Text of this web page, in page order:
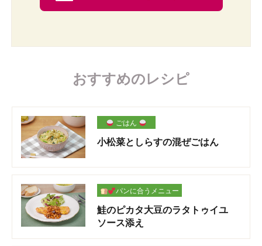
おすすめのレシピ
ごはん
小松菜としらすの混ぜごはん
パンに合うメニュー
鮭のピカタ大豆のラタトゥイユ
ソース添え